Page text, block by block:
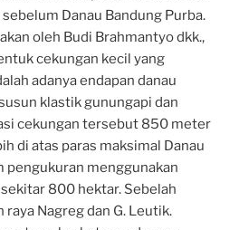
Danau Bandung Purba.
oleh Budi Brahmantyo dkk.,
cekungan kecil yang
adanya endapan danau
klastik gunungapi dan
cekungan tersebut 850 meter
di atas paras maksimal Danau
pengukuran menggunakan
800 hektar. Sebelah
Nagreg dan G. Leutik.